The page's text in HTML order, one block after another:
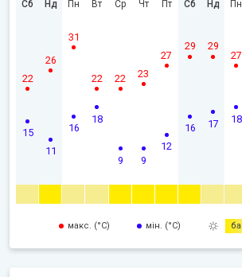
Сб
15
22
Нд
11
26
Пн
16
31
Вт
18
22
Ср
9
22
Чт
9
23
Пт
12
27
Сб
16
29
Нд
17
29
Пн
18
27
макс. (°C) мін. (°C)